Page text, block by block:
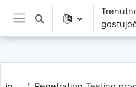
Preskoči na glavno vsebino
Stransko polje
Preklopi iskalni vnos